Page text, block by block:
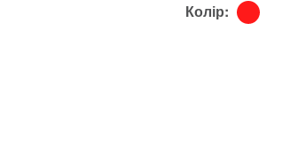
Колір: